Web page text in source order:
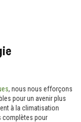
, nous nous efforçons
pour un avenir plus
à la climatisation
complètes pour